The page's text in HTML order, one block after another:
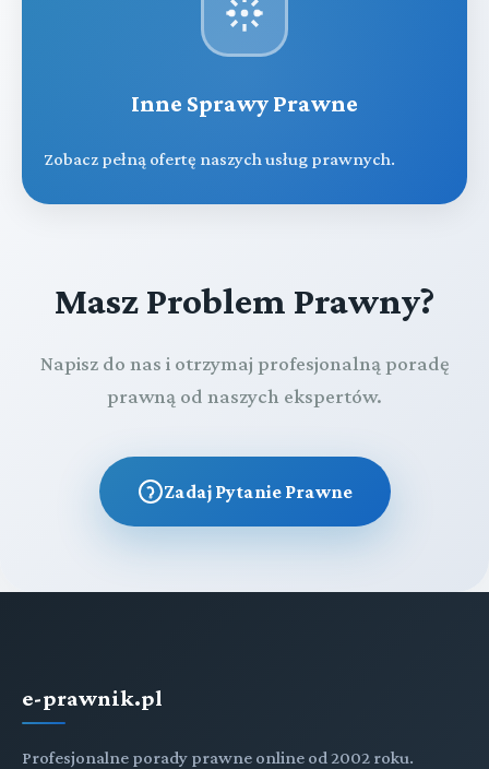
Inne Sprawy Prawne
Zobacz pełną ofertę naszych usług prawnych.
Masz Problem Prawny?
Napisz do nas i otrzymaj profesjonalną poradę
prawną od naszych ekspertów.
Zadaj Pytanie Prawne
e-prawnik.pl
Profesjonalne porady prawne online od 2002 roku.